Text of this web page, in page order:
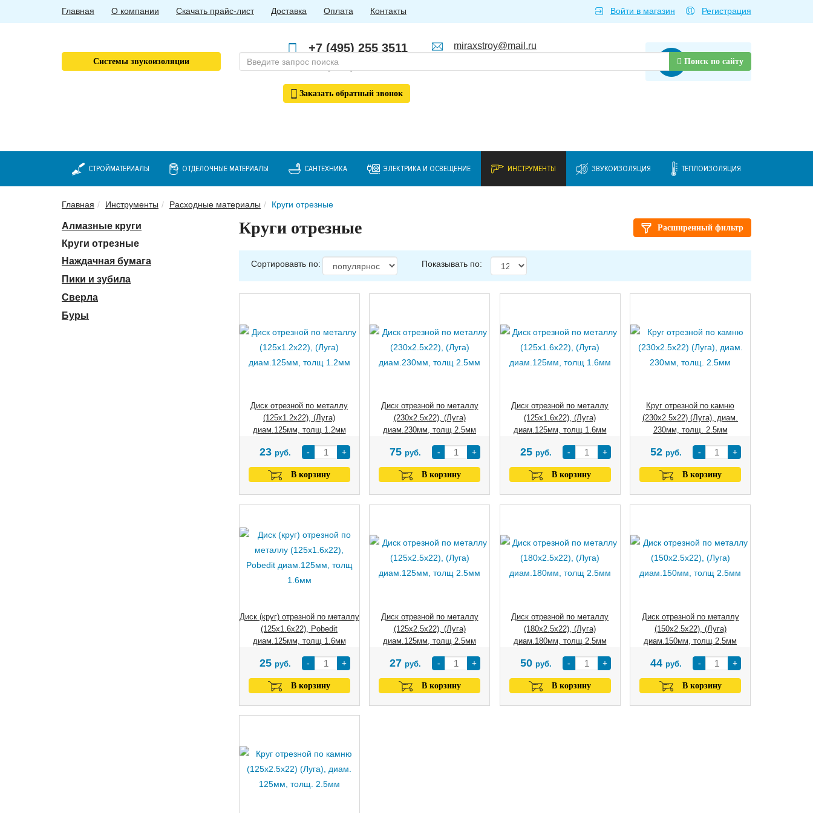
СТРОЙМАТЕРИАЛЫ ОТДЕЛОЧНЫЕ МАТЕРИАЛЫ САНТЕХНИКА ЭЛЕКТРИКА И ОСВЕЩЕНИЕ ИНСТРУМЕНТЫ ЗВУКОИЗОЛЯЦИЯ ТЕПЛОИЗОЛЯЦИЯ
Главная О компании Скачать прайс-лист Доставка Оплата Контакты Войти в магазин Регистрация
Товаров нет
+7 (495) 255 3511
+7 (985) 762 4123
Заказать обратный звонок
miraxstroy@mail.ru
Системы звукоизоляции Поиск по сайту
Главная Инструменты Расходные материалы Круги отрезные
Алмазные круги
Круги отрезные
Наждачная бумага
Пики и зубила
Сверла
Буры
Расширенный фильтр
Круги отрезные
Сортировавть по: Показывать по:
Диск отрезной по металлу
(125х1.2х22), (Луга)
диам.125мм, толщ 1.2мм
- +
23 руб.
В корзину
Диск отрезной по металлу
(230х2.5х22), (Луга)
диам.230мм, толщ 2.5мм
- +
75 руб.
В корзину
Диск отрезной по металлу
(125х1.6х22), (Луга)
диам.125мм, толщ 1.6мм
- +
25 руб.
В корзину
Круг отрезной по камню
(230х2.5х22) (Луга), диам.
230мм, толщ. 2.5мм
- +
52 руб.
В корзину
Диск (круг) отрезной по металлу
(125х1.6х22), Pobedit
диам.125мм, толщ 1.6мм
- +
25 руб.
В корзину
Диск отрезной по металлу
(125х2.5х22), (Луга)
диам.125мм, толщ 2.5мм
- +
27 руб.
В корзину
Диск отрезной по металлу
(180х2.5х22), (Луга)
диам.180мм, толщ 2.5мм
- +
50 руб.
В корзину
Диск отрезной по металлу
(150х2.5х22), (Луга)
диам.150мм, толщ 2.5мм
- +
44 руб.
В корзину